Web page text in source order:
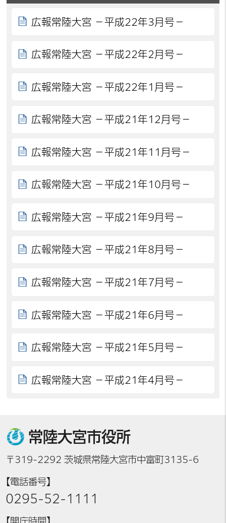
広報常陸大宮 －平成22年3月号－
広報常陸大宮 －平成22年2月号－
広報常陸大宮 －平成22年1月号－
広報常陸大宮 －平成21年12月号－
広報常陸大宮 －平成21年11月号－
広報常陸大宮 －平成21年10月号－
広報常陸大宮 －平成21年9月号－
広報常陸大宮 －平成21年8月号－
広報常陸大宮 －平成21年7月号－
広報常陸大宮 －平成21年6月号－
広報常陸大宮 －平成21年5月号－
広報常陸大宮 －平成21年4月号－
常陸大宮市役所
〒319-2292 茨城県常陸大宮市中富町3135-6
【電話番号】
0295-52-1111
【開庁時間】